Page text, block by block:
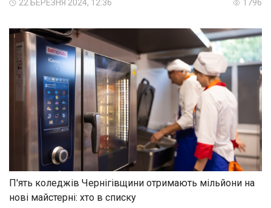
22 БЕРЕЗНЯ 2024, 12:36 1796
П'ять коледжів Чернігівщини отримають мільйони на
нові майстерні: хто в списку